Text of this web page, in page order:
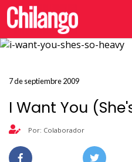
7 de septiembre 2009
I Want You
Por: Colaborador